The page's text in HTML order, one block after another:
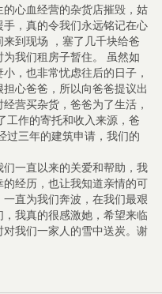
心血经营的杂货店摧毁，姑
，真的令我们永远铭记在心
到现场 ，塞了几千块给爸
我们租房子暂住。 虽然如
，也非常忧虑往后的日子，
心爸爸，所以向爸爸提议出
营买杂货，爸爸为了生活，
工作的寄托和收入来源，爸
过三年的建筑申请，我们的
一直以来的关爱和帮助，我
经历，也让我知道亲情的可
直为我们奔波，在我们最艰
我真的很感激她，希望来临
我们一家人的雪中送炭。谢